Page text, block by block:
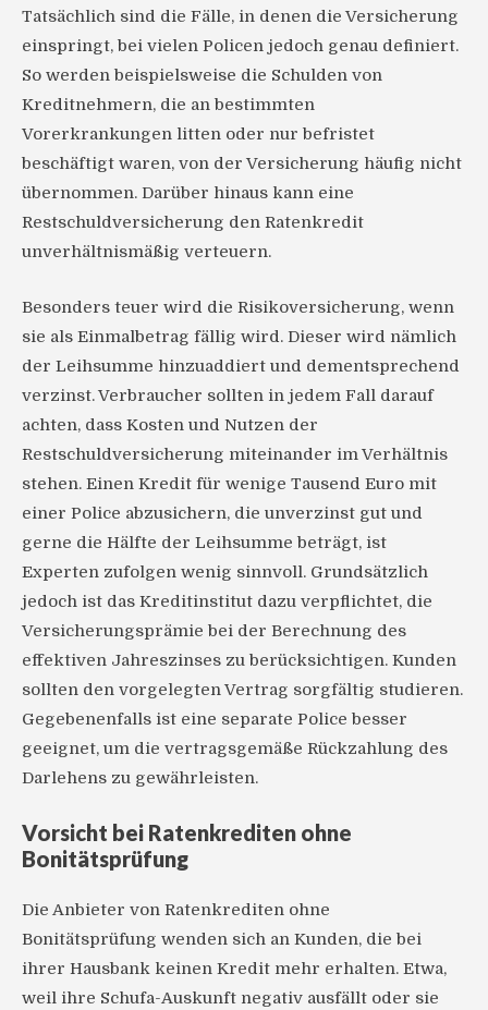
Tatsächlich sind die Fälle, in denen die Versicherung
einspringt, bei vielen Policen jedoch genau definiert.
So werden beispielsweise die Schulden von
Kreditnehmern, die an bestimmten
Vorerkrankungen litten oder nur befristet
beschäftigt waren, von der Versicherung häufig nicht
übernommen. Darüber hinaus kann eine
Restschuldversicherung den Ratenkredit
unverhältnismäßig verteuern.
Besonders teuer wird die Risikoversicherung, wenn
sie als Einmalbetrag fällig wird. Dieser wird nämlich
der Leihsumme hinzuaddiert und dementsprechend
verzinst. Verbraucher sollten in jedem Fall darauf
achten, dass Kosten und Nutzen der
Restschuldversicherung miteinander im Verhältnis
stehen. Einen Kredit für wenige Tausend Euro mit
einer Police abzusichern, die unverzinst gut und
gerne die Hälfte der Leihsumme beträgt, ist
Experten zufolgen wenig sinnvoll. Grundsätzlich
jedoch ist das Kreditinstitut dazu verpflichtet, die
Versicherungsprämie bei der Berechnung des
effektiven Jahreszinses zu berücksichtigen. Kunden
sollten den vorgelegten Vertrag sorgfältig studieren.
Gegebenenfalls ist eine separate Police besser
geeignet, um die vertragsgemäße Rückzahlung des
Darlehens zu gewährleisten.
Vorsicht bei Ratenkrediten ohne
Bonitätsprüfung
Die Anbieter von Ratenkrediten ohne
Bonitätsprüfung wenden sich an Kunden, die bei
ihrer Hausbank keinen Kredit mehr erhalten. Etwa,
weil ihre Schufa-Auskunft negativ ausfällt oder sie